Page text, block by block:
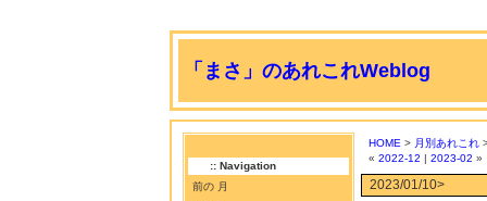
「まさ」のあれこれWeblog
:: Navigation
前の 月
HOME > 月別あれこれ
« 2022-12 | 2023-02 »
2023/01/10>